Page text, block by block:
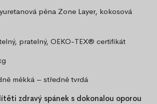
pěna Zone Layer, kokosová
pratelný, OEKO-TEX® certifikát
měkká – středně tvrdá
zdravý spánek s dokonalou oporou